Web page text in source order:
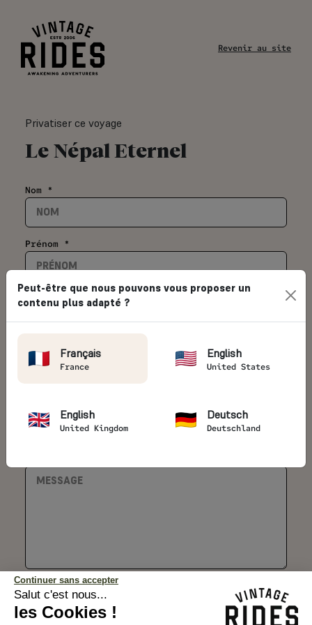
Revenir au site
Privatiser ce voyage
Le Népal Eternel
Nom *
Prénom *
Email *
Téléphone *
Je souhaite recevoir la newsletter
ENVOYER MON MESSAGE
Peut-être que nous pouvons vous proposer un
contenu plus adapté ?
Français
France
English
United States
English
United Kingdom
Deutsch
Deutschland
Continuer sans accepter
Salut c'est nous...
les Cookies !